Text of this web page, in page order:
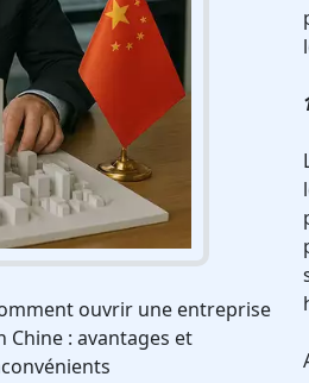
ouvrir une entreprise
Chine : avantages et